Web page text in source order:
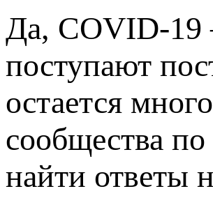
Да, COVID-19
поступают
остается
сообщества
найти ответы